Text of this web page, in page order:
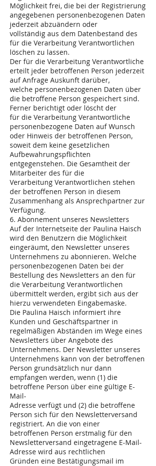
Möglichkeit frei, die bei der Registrierung
angegebenen personenbezogenen Daten
jederzeit abzuändern oder
vollständig aus dem Datenbestand des
für die Verarbeitung Verantwortlichen
löschen zu lassen.
Der für die Verarbeitung Verantwortliche
erteilt jeder betroffenen Person jederzeit
auf Anfrage Auskunft darüber,
welche personenbezogenen Daten über
die betroffene Person gespeichert sind.
Ferner berichtigt oder löscht der
für die Verarbeitung Verantwortliche
personenbezogene Daten auf Wunsch
oder Hinweis der betroffenen Person,
soweit dem keine gesetzlichen
Aufbewahrungspflichten
entgegenstehen. Die Gesamtheit der
Mitarbeiter des für die
Verarbeitung Verantwortlichen stehen
der betroffenen Person in diesem
Zusammenhang als Ansprechpartner zur
Verfügung.
6. Abonnement unseres Newsletters
Auf der Internetseite der Paulina Haisch
wird den Benutzern die Möglichkeit
eingeräumt, den Newsletter unseres
Unternehmens zu abonnieren. Welche
personenbezogenen Daten bei der
Bestellung des Newsletters an den für
die Verarbeitung Verantwortlichen
übermittelt werden, ergibt sich aus der
hierzu verwendeten Eingabemaske.
Die Paulina Haisch informiert ihre
Kunden und Geschäftspartner in
regelmäßigen Abständen im Wege eines
Newsletters über Angebote des
Unternehmens. Der Newsletter unseres
Unternehmens kann von der betroffenen
Person grundsätzlich nur dann
empfangen werden, wenn (1) die
betroffene Person über eine gültige E-
Mail-
Adresse verfügt und (2) die betroffene
Person sich für den Newsletterversand
registriert. An die von einer
betroffenen Person erstmalig für den
Newsletterversand eingetragene E-Mail-
Adresse wird aus rechtlichen
Gründen eine Bestätigungsmail im